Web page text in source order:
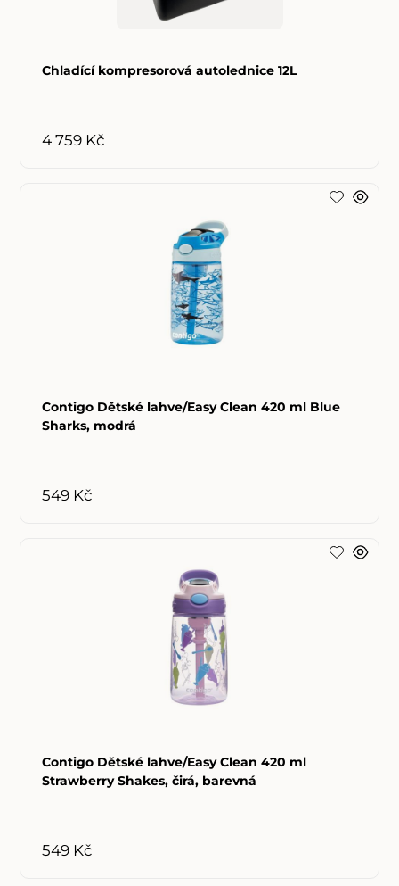
Chladící kompresorová autolednice 12L
4 759 Kč
Contigo Dětské lahve/Easy Clean 420 ml Blue
Sharks, modrá
549 Kč
Contigo Dětské lahve/Easy Clean 420 ml
Strawberry Shakes, čirá, barevná
549 Kč